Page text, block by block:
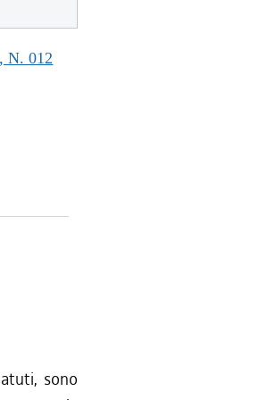
N. 012
sono